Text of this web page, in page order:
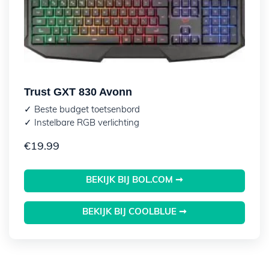
Trust GXT 830 Avonn
✓ Beste budget toetsenbord
✓ Instelbare RGB verlichting
€19.99
BEKIJK BIJ BOL.COM ➞
BEKIJK BIJ COOLBLUE ➞